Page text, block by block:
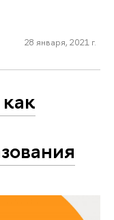
28 января, 2021 г.